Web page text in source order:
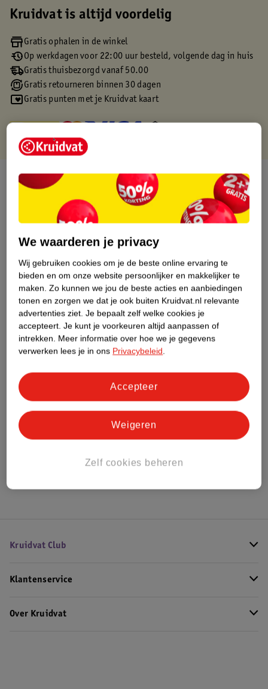
Kruidvat is altijd voordelig
Gratis ophalen in de winkel
Op werkdagen voor 22:00 uur besteld, volgende dag in huis
Gratis thuisbezorgd vanaf 50.00
Gratis retourneren binnen 30 dagen
Gratis punten met je Kruidvat kaart
Over dit product
Productinformatie
Etiketinformatie
Nature Impact Score
Dit product heeft (nog) geen Nature
Impact Score.
Meer informatie
Bekijk ook
MeerGarnier Skin Naturals Alle Micellair water
Kruidvat Club
Klantenservice
Over Kruidvat
We waarderen je privacy
Wij gebruiken cookies om je de beste online ervaring te
bieden en om onze website persoonlijker en makkelijker te
maken. Zo kunnen we jou de beste acties en aanbiedingen
tonen en zorgen we dat je ook buiten Kruidvat.nl relevante
advertenties ziet. Je bepaalt zelf welke cookies je
accepteert. Je kunt je voorkeuren altijd aanpassen of
intrekken. Meer informatie over hoe we je gegevens
verwerken lees je in ons Privacybeleid.
Zelf cookies beheren
Weigeren
Accepteer